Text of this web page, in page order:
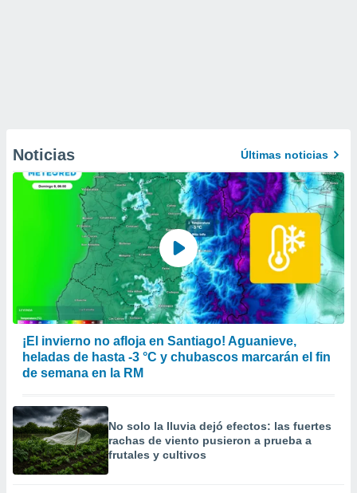
Noticias Últimas noticias
¡El invierno no afloja en Santiago! Aguanieve,
heladas de hasta -3 °C y chubascos marcarán el fin
de semana en la RM
No solo la lluvia dejó efectos: las fuertes
rachas de viento pusieron a prueba a
frutales y cultivos